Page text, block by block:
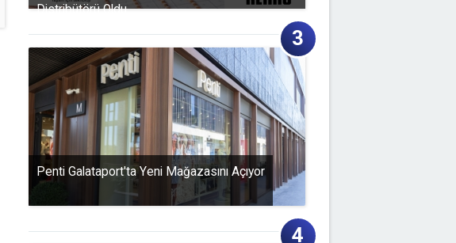
Distribütörü Oldu
Penti Galataport'ta Yeni Mağazasını Açıyor